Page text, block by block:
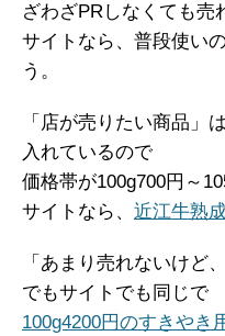
ざわざPRしなくても売
サイトなら、普段使い
う。
「店が売りたい商品」
入れているので
価格帯が100g700円～
サイトなら、 近江牛熟
「あまり売れないけど
でもサイトでも同じで
100g4200円のすきやき